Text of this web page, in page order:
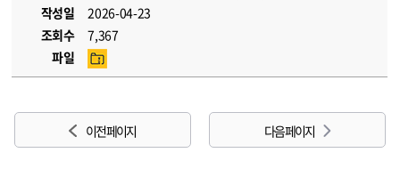
작성일
2026-04-23
조회수
7,367
파일
이전 페이지 다음 페이지